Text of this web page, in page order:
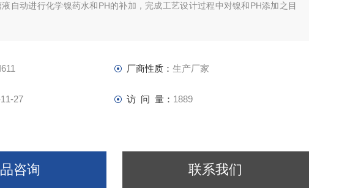
自动进行化学镍药水和PH的补加，完成工艺设计过程中对镍和PH添加之目
厂商性质： 生产厂家
27 访 问 量： 1889
咨询 联系我们